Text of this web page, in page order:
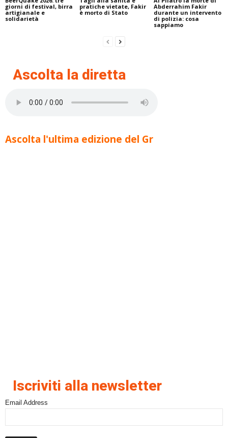
giorni di festival, birra
artigianale e
solidarietà
pratiche vietate, Fakir
è morto di Stato
Abderrahim Fakir
durante un intervento
di polizia: cosa
sappiamo
Ascolta la diretta
Ascolta l'ultima edizione del Gr
Iscriviti alla newsletter
Email Address